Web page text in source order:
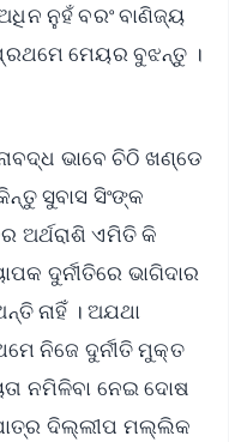
ନୁହଁ ବରଂ ବାଣିଜ୍ୟ
ମେୟର ବୁଝନ୍ତୁ ।
ଭାବେ ଚିଠି ଖଣ୍ଡେ
ସୁବାସ ସିଂଙ୍କ
ଅର୍ଥରାଶି ଏମିତି କି
ଦୁର୍ନୀତିରେ ଭାଗିଦାର
ନାହିଁ । ଅଯଥା
ନିଜେ ଦୁର୍ନୀତି ମୁକ୍ତ
ନମିଳିବା ନେଇ ଦୋଷ
ଦିଲ୍ଲୀପ ମଲ୍ଲିକ